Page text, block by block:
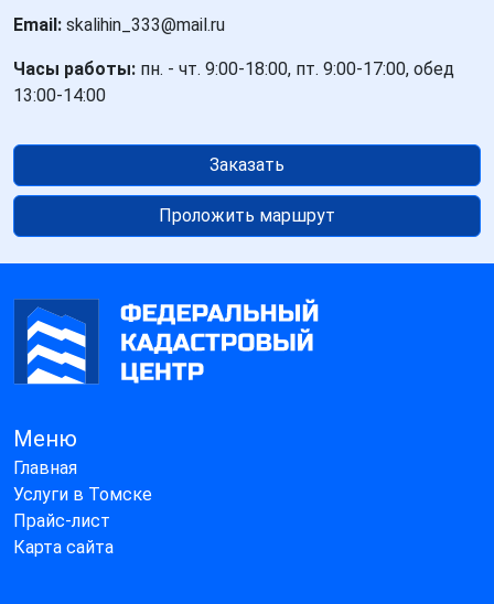
Email: skalihin_333@mail.ru
Часы работы: пн. - чт. 9:00-18:00, пт. 9:00-17:00, обед
13:00-14:00
Заказать
Проложить маршрут
Меню
Главная
Услуги в Томске
Прайс-лист
Карта сайта